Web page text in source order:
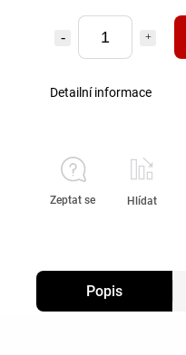
Detailní informace
Zeptat se Hlídat
Popis